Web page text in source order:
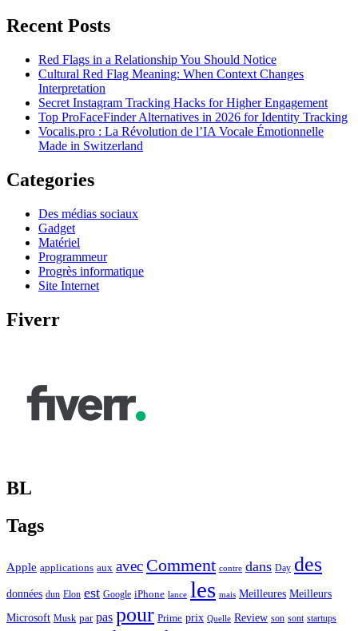
Recent Posts
Red Flags in a Relationship You Should Notice
Cultural Red Flag Meaning: When Context Changes
Interpretation
Secret Instagram Tracking Hacks for Higher Engagement
Top ProFaceFinder Alternatives in 2026 for Identity Tracking
Vocalis.pro : La Révolution de l’IA Vocale Émotionnelle
Made in Switzerland
Categories
Des médias sociaux
Gadget
Matériel
Programmeur
Progrès informatique
Site Internet
Fiverr
BL
Tags
Apple applications aux avec Comment contre dans Day des
données dun Elon est Google iPhone lance les mais Meilleures Meilleurs
Microsoft Musk par pas pour Prime prix Quelle Review son sont startups